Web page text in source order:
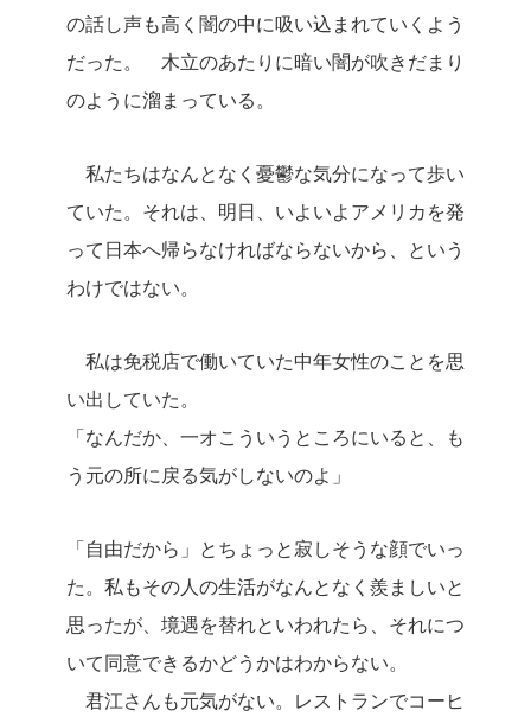
の話し声も高く闇の中に吸い込まれていくよう
だった。 木立のあたりに暗い闇が吹きだまり
のように溜まっている。
私たちはなんとなく憂鬱な気分になって歩い
ていた。それは、明日、いよいよアメリカを発
って日本へ帰らなければならないから、という
わけではない。
私は免税店で働いていた中年女性のことを思
い出していた。
「なんだか、一オこういうところにいると、も
う元の所に戻る気がしないのよ」
「自由だから」とちょっと寂しそうな顔でいっ
た。私もその人の生活がなんとなく羨ましいと
思ったが、境遇を替れといわれたら、それにつ
いて同意できるかどうかはわからない。
君江さんも元気がない。レストランでコーヒ